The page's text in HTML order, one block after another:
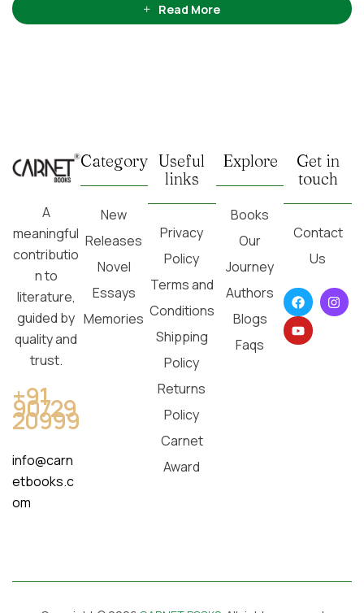
Read More
A
meaningful
contributio
n to
literature,
guided by
quality and
trust.
+91
90729
20999
info@carn
etbooks.c
om
Category
New
Releases
Novel
Essays
Memories
Useful
links
Privacy
Policy
Terms and
Conditions
Shipping
Policy
Returns
Policy
Carnet
Award
Explore
Books
Our
Journey
Authors
Blogs
Faqs
Get in
touch
Contact
Us